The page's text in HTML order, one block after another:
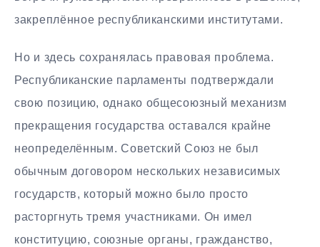
закреплённое республиканскими институтами.
Но и здесь сохранялась правовая проблема.
Республиканские парламенты подтверждали
свою позицию, однако общесоюзный механизм
прекращения государства оставался крайне
неопределённым. Советский Союз не был
обычным договором нескольких независимых
государств, который можно было просто
расторгнуть тремя участниками. Он имел
конституцию, союзные органы, гражданство,